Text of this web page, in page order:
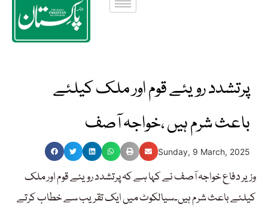
پرتشدد رویئے قوم اور ملک کیلئے
باعث شرم ہیں ،خواجہ آصف
Sunday, 9 March, 2025
وزیر دفاع خواجہ آصف نے کہا ہے کہ پرتشدد رویئے قوم اور ملک
کیلئے باعث شرم ہیں۔سیالکوٹ میں ایک تقریب سے خطاب کرتے